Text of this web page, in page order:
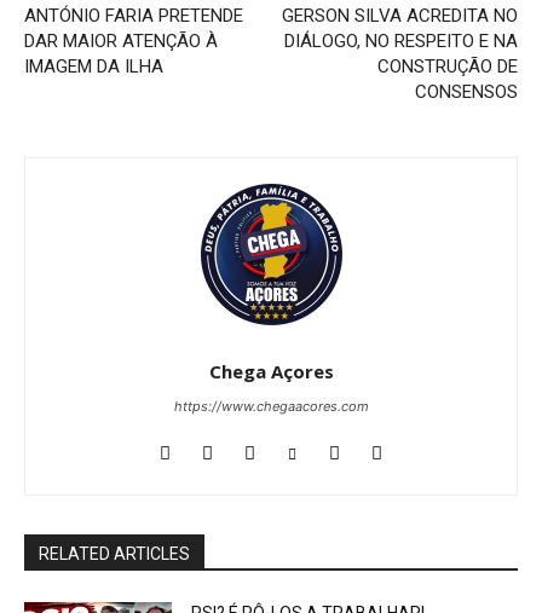
ANTÓNIO FARIA PRETENDE
DAR MAIOR ATENÇÃO À
IMAGEM DA ILHA
GERSON SILVA ACREDITA NO
DIÁLOGO, NO RESPEITO E NA
CONSTRUÇÃO DE
CONSENSOS
Chega Açores
https://www.chegaacores.com
RELATED ARTICLES